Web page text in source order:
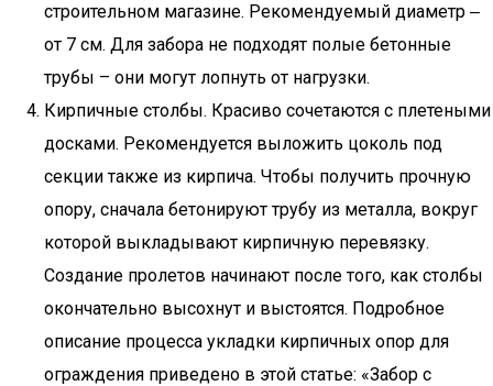
строительном магазине. Рекомендуемый диаметр ‒
от 7 см. Для забора не подходят полые бетонные
трубы – они могут лопнуть от нагрузки.
Кирпичные столбы. Красиво сочетаются с плетеными
досками. Рекомендуется выложить цоколь под
секции также из кирпича. Чтобы получить прочную
опору, сначала бетонируют трубу из металла, вокруг
которой выкладывают кирпичную перевязку.
Создание пролетов начинают после того, как столбы
окончательно высохнут и выстоятся. Подробное
описание процесса укладки кирпичных опор для
ограждения приведено в этой статье: «Забор с